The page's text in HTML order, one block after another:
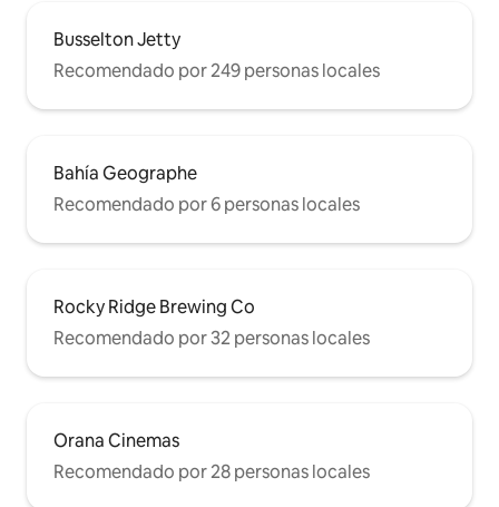
Busselton Jetty
Recomendado por 249 personas locales
Bahía Geographe
Recomendado por 6 personas locales
Rocky Ridge Brewing Co
Recomendado por 32 personas locales
Orana Cinemas
Recomendado por 28 personas locales